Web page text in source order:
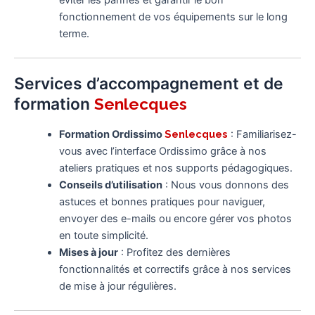
fonctionnement de vos équipements sur le long
terme.
Services d’accompagnement et de
formation Senlecques
Formation OrdissimoSenlecques : Familiarisez-
vous avec l’interface Ordissimo grâce à nos
ateliers pratiques et nos supports pédagogiques.
Conseils d’utilisation: Nous vous donnons des
astuces et bonnes pratiques pour naviguer,
envoyer des e-mails ou encore gérer vos photos
en toute simplicité.
Mises à jour: Profitez des dernières
fonctionnalités et correctifs grâce à nos services
de mise à jour régulières.